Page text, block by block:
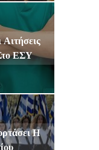
ΕΣΥ
Η